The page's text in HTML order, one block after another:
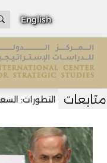
English
أحدث التطورات: السعودية